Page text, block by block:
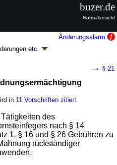
Änderungsalarm
etc.
2242(Nr. 54); zuletzt geändert durch
sieheArtikel 4; FNA: 7111-5
/ Entwurf / Begründung
und Pflichten der
→ § 21
in 11 Vorschriften zitiert
des
nach § 14
1, § 16 und § 26 Gebühren zu
rückständiger
buzer.de
Normalansicht